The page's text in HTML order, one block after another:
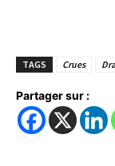
TAGS Crues
Partager sur :